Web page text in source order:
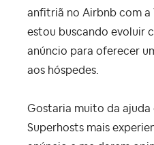
anfitriã no Airbnb com a
estou buscando evoluir
anúncio para oferecer
aos hóspedes.
Gostaria muito da ajuda
Superhosts mais